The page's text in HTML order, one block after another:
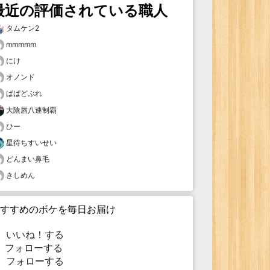
近の評価されている職人
タムケン2
mmmmm
にけ
オノンド
ぱぱどぶれ
大陰唇八連制覇
ひー
星待ちすいせい
どんまい鼻毛
きしめん
すめのボケを毎日お届け
いいね！する
ォローする
フォローする